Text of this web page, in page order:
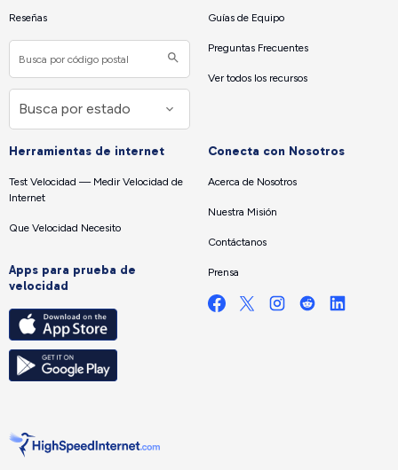
Reseñas Guías de Equipo
Preguntas Frecuentes
Ver todos los recursos
Herramientas de internet
Test Velocidad — Medir Velocidad de
Internet
Que Velocidad Necesito
Apps para prueba de
velocidad
Conecta con Nosotros
Acerca de Nosotros
Nuestra Misión
Contáctanos
Prensa